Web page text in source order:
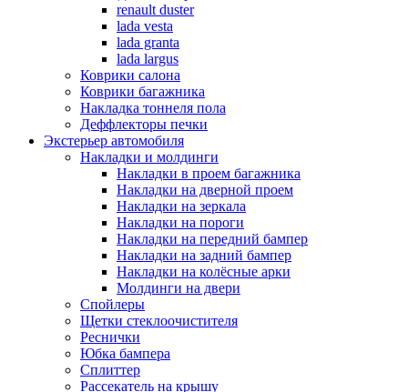
renault duster
lada vesta
lada granta
lada largus
Коврики салона
Коврики багажника
Накладка тоннеля пола
Деффлекторы печки
Экстерьер автомобиля
Накладки и молдинги
Накладки в проем багажника
Накладки на дверной проем
Накладки на зеркала
Накладки на пороги
Накладки на передний бампер
Накладки на задний бампер
Накладки на колёсные арки
Молдинги на двери
Спойлеры
Щетки стеклоочистителя
Реснички
Юбка бампера
Сплиттер
Рассекатель на крышу